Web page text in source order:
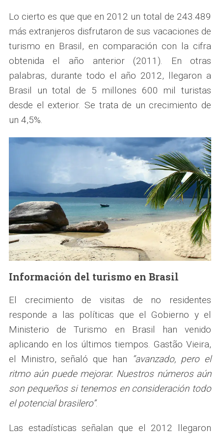
Lo cierto es que que en 2012 un total de 243.489
más extranjeros disfrutaron de sus vacaciones de
turismo en Brasil, en comparación con la cifra
obtenida el año anterior (2011). En otras
palabras, durante todo el año 2012, llegaron a
Brasil un total de 5 millones 600 mil turistas
desde el exterior. Se trata de un crecimiento de
un 4,5%.
Información del turismo en Brasil
El crecimiento de visitas de no residentes
responde a las políticas que el Gobierno y el
Ministerio de Turismo en Brasil han venido
aplicando en los últimos tiempos. Gastão Vieira,
el Ministro, señaló que han
“avanzado, pero el
ritmo aún puede mejorar. Nuestros números aún
son pequeños si tenemos en consideración todo
el potencial brasilero”.
Las estadísticas señalan que el 2012 llegaron